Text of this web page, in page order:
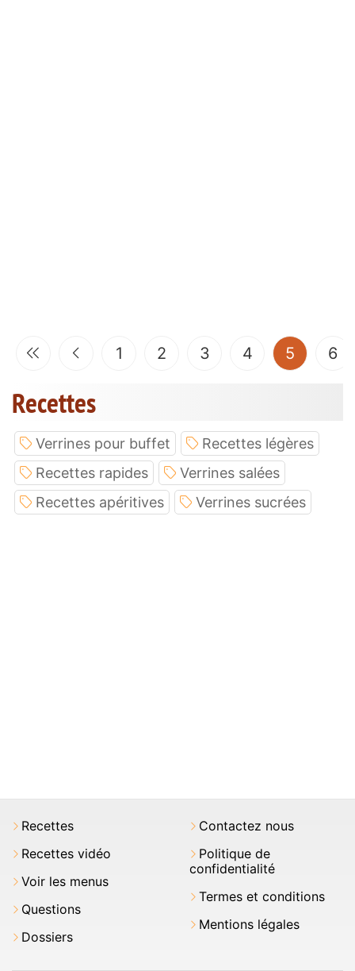
1 2 3 4 5 6
Recettes
Verrines pour buffet
Recettes légères
Recettes rapides
Verrines salées
Recettes apéritives
Verrines sucrées
Recettes
Recettes vidéo
Voir les menus
Questions
Dossiers
Contactez nous
Politique de
confidentialité
Termes et conditions
Mentions légales